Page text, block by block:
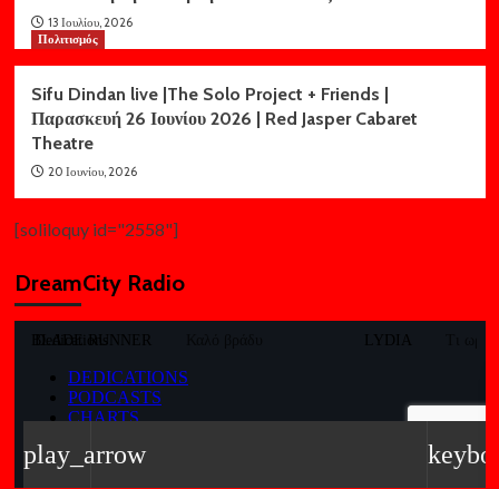
13 Ιουλίου, 2026
Πολιτισμός
Sifu Dindan live |The Solo Project + Friends |
Παρασκευή 26 Ιουνίου 2026 | Red Jasper Cabaret
Theatre
20 Ιουνίου, 2026
[soliloquy id="2558"]
DreamCity Radio